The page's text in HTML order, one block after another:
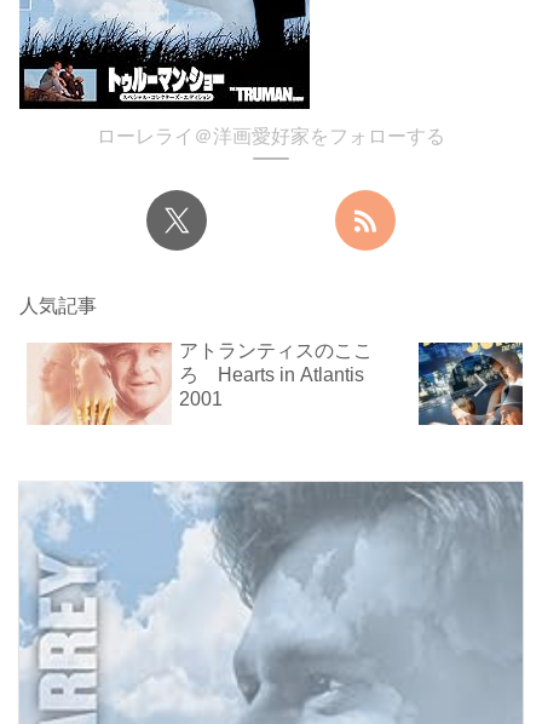
ローレライ＠洋画愛好家をフォローする
人気記事
アトランティスのここ
ろ Hearts in Atlantis
2001